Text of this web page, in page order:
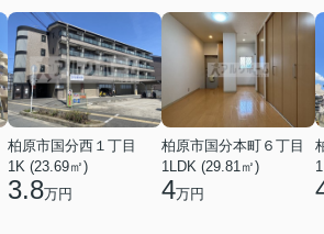
柏原市国分西１丁目
1K (23.69㎡)
3.8万円
柏原市国分本町６丁目
1LDK (29.81㎡)
4万円